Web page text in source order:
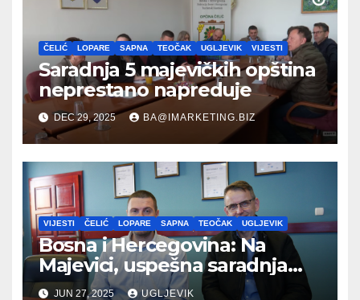
ČELIĆ LOPARE SAPNA TEOČAK UGLJEVIK VIJESTI
Saradnja 5 majevičkih opština
neprestano napreduje
DEC 29, 2025 BA@IMARKETING.BIZ
VIJESTI ČELIĆ LOPARE SAPNA TEOČAK UGLJEVIK
Bosna i Hercegovina: Na
Majevici, uspešna saradnja
između opština dva entiteta
JUN 27, 2025 UGLJEVIK